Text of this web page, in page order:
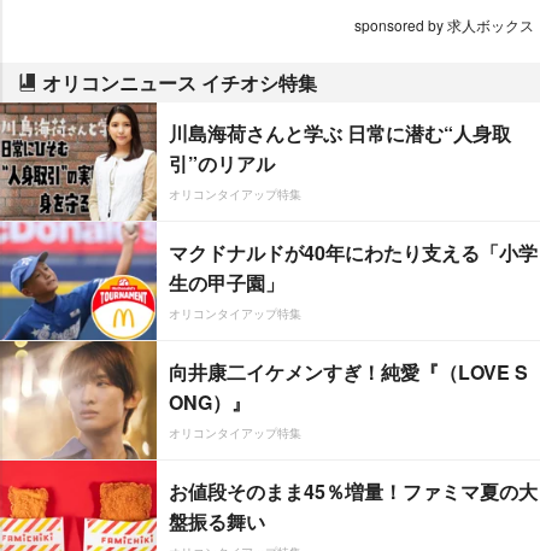
sponsored by 求人ボックス
オリコンニュース イチオシ特集
川島海荷さんと学ぶ 日常に潜む“人身取
引”のリアル
オリコンタイアップ特集
マクドナルドが40年にわたり支える「小学
生の甲子園」
オリコンタイアップ特集
向井康二イケメンすぎ！純愛『（LOVE S
ONG）』
オリコンタイアップ特集
お値段そのまま45％増量！ファミマ夏の大
盤振る舞い